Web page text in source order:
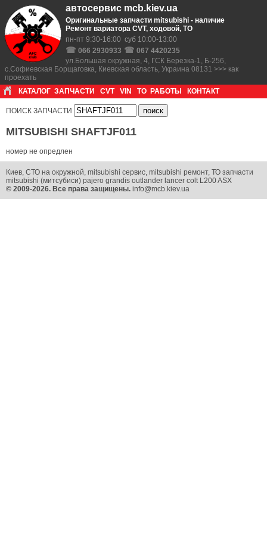
автосервис mcb.kiev.ua
Оригинальные запчасти mitsubishi - наличие
Ремонт вариатора CVT, ходовой, ТО
пн-пт 9:30-16:00 суб 10:00-13:00
☎ 066 2930933 ☎ 067 4420235
ул.Большая окружная, 4, ГСК Березка-1, Б-256,
с.Софиевская Борщаговка, Киевская область, Украина 08131 >>> как
проехать
КАТАЛОГ ЗАПЧАСТИ CVT VIN ТО РАБОТЫ КОНТАКТ
ПОИСК ЗАПЧАСТИ
MITSUBISHI SHAFTJF011
номер не опредлен
Киев, СТО на окружной, mitsubishi сервис, mitsubishi ремонт, ТО запчасти
mitsubishi (митсубиси) pajero grandis outlander lancer colt L200 ASX
© 2009-2026. Все права защищены. info@mcb.kiev.ua